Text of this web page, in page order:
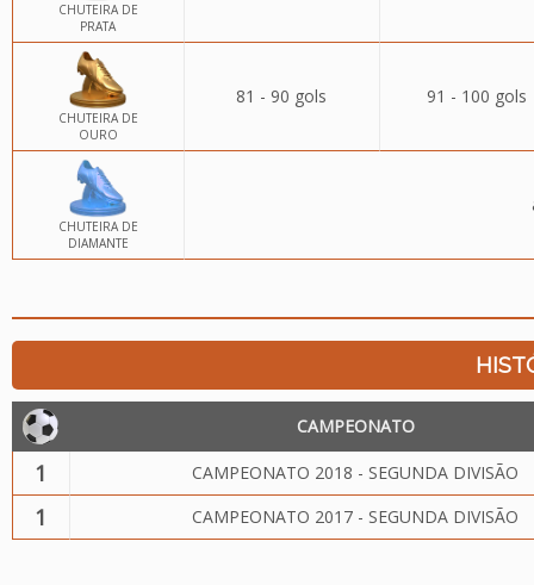
CHUTEIRA DE
PRATA
CHUTEIRA DE
OURO
81 - 90 gols 91 - 100 gols
CHUTEIRA DE
DIAMANTE
CAMPEONATO
1 CAMPEONATO 2018 - SEGUNDA DIVISÃO
1 CAMPEONATO 2017 - SEGUNDA DIVISÃO